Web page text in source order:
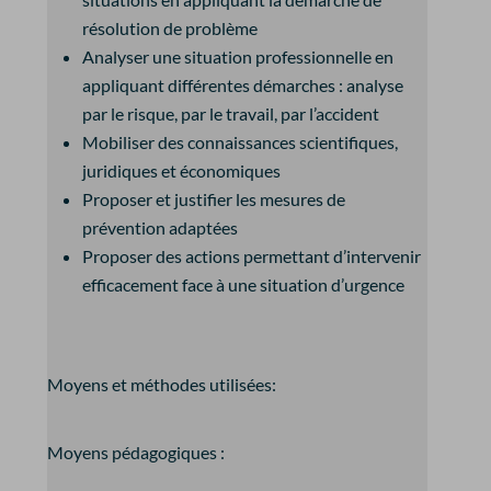
résolution de problème
Analyser une situation professionnelle en
appliquant différentes démarches : analyse
par le risque, par le travail, par l’accident
Mobiliser des connaissances scientifiques,
juridiques et économiques
Proposer et justifier les mesures de
prévention adaptées
Proposer des actions permettant d’intervenir
efficacement face à une situation d’urgence
Moyens et méthodes utilisées:
Moyens pédagogiques :